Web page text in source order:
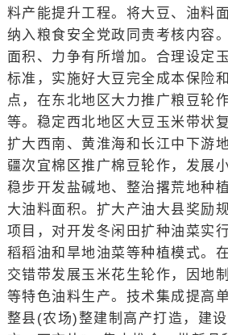
料产能提升工程。将大豆、油料
纳入粮食安全党政同责考核内容
面积、力争有所增加。合理设定
标准，实施好大豆完全成本保险
点，在东北地区大力推广粮豆轮
等。稳定西北地区大豆玉米带状
扩大西南、黄淮海和长江中下游
疆次宜棉区推广棉豆轮作，发展
稳步开发盐碱地、整治撂荒地种
大油料面积。扩大产油大县奖励
项目，对开发冬闲田扩种油菜实
稻稻油和旱地油菜等种植模式。
交错带发展玉米花生轮作，因地
等特色油料生产。技术集成提高
整县(农场)整建制高产打造，建